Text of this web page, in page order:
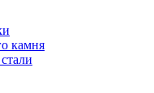
камня